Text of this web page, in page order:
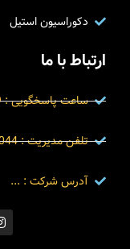
دکوراسیون استیل
ارتباط با ما
ساعت پاسخگویی : 9 صبح الی 9 شب
تلفن مدیریت : 09128842044
آدرس شرکت : ...